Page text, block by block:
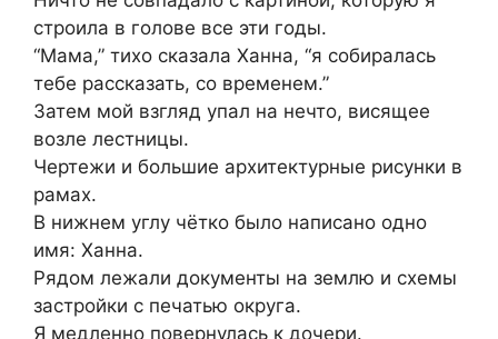
строила в голове все эти годы.
“Мама,” тихо сказала Ханна, “я собиралась
тебе рассказать, со временем.”
Затем мой взгляд упал на нечто, висящее
возле лестницы.
Чертежи и большие архитектурные рисунки в
рамах.
В нижнем углу чётко было написано одно
имя: Ханна.
Рядом лежали документы на землю и схемы
застройки с печатью округа.
Я медленно повернулась к дочери.